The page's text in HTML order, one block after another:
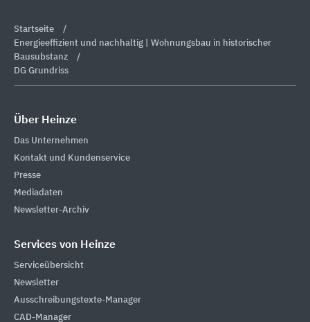
Startseite
Energieeffizient und nachhaltig | Wohnungsbau in historischer
Bausubstanz
DG Grundriss
Über Heinze
Das Unternehmen
Kontakt und Kundenservice
Presse
Mediadaten
Newsletter-Archiv
Services von Heinze
Serviceübersicht
Newsletter
Ausschreibungstexte-Manager
CAD-Manager